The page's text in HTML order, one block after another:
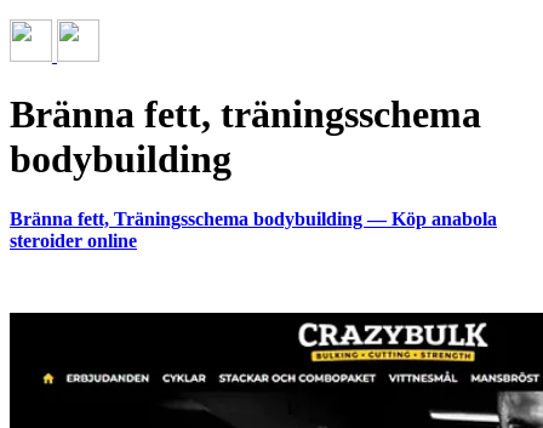
Bränna fett, träningsschema
bodybuilding
Bränna fett, Träningsschema bodybuilding — Köp anabola
steroider online